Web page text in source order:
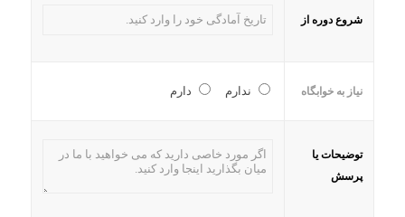
شروع دوره از
نیاز به خوابگاه ندارم دارم
توضیحات یا
پرسش